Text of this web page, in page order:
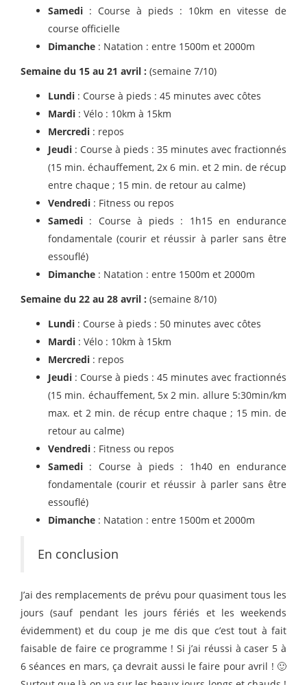
Samedi : Course à pieds : 10km en vitesse de
course officielle
Dimanche : Natation : entre 1500m et 2000m
Semaine du 15 au 21 avril : (semaine 7/10)
Lundi : Course à pieds : 45 minutes avec côtes
Mardi : Vélo : 10km à 15km
Mercredi : repos
Jeudi : Course à pieds : 35 minutes avec fractionnés
(15 min. échauffement, 2x 6 min. et 2 min. de récup
entre chaque ; 15 min. de retour au calme)
Vendredi : Fitness ou repos
Samedi : Course à pieds : 1h15 en endurance
fondamentale (courir et réussir à parler sans être
essouflé)
Dimanche : Natation : entre 1500m et 2000m
Semaine du 22 au 28 avril : (semaine 8/10)
Lundi : Course à pieds : 50 minutes avec côtes
Mardi : Vélo : 10km à 15km
Mercredi : repos
Jeudi : Course à pieds : 45 minutes avec fractionnés
(15 min. échauffement, 5x 2 min. allure 5:30min/km
max. et 2 min. de récup entre chaque ; 15 min. de
retour au calme)
Vendredi : Fitness ou repos
Samedi : Course à pieds : 1h40 en endurance
fondamentale (courir et réussir à parler sans être
essouflé)
Dimanche : Natation : entre 1500m et 2000m
En conclusion
J’ai des remplacements de prévu pour quasiment tous les
jours (sauf pendant les jours fériés et les weekends
évidemment) et du coup je me dis que c’est tout à fait
faisable de faire ce programme ! Si j’ai réussi à caser 5 à
6 séances en mars, ça devrait aussi le faire pour avril ! 🙂